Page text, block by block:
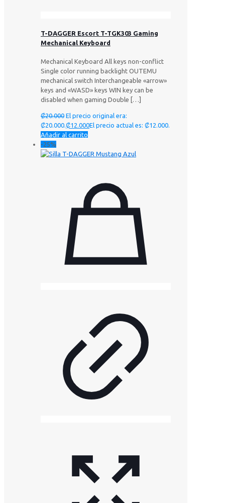
T-DAGGER Escort T-TGK303 Gaming
Mechanical Keyboard
Mechanical Keyboard All keys non-conflict
Single color running backlight OUTEMU
mechanical switch Interchangeable «arrow»
keys and «WASD» keys WIN key can be
disabled when gaming Double […]
₡20.000 El precio original era:
₡20.000. ₡12.000El precio actual es: ₡12.000.
Añadir al carrito
-25%